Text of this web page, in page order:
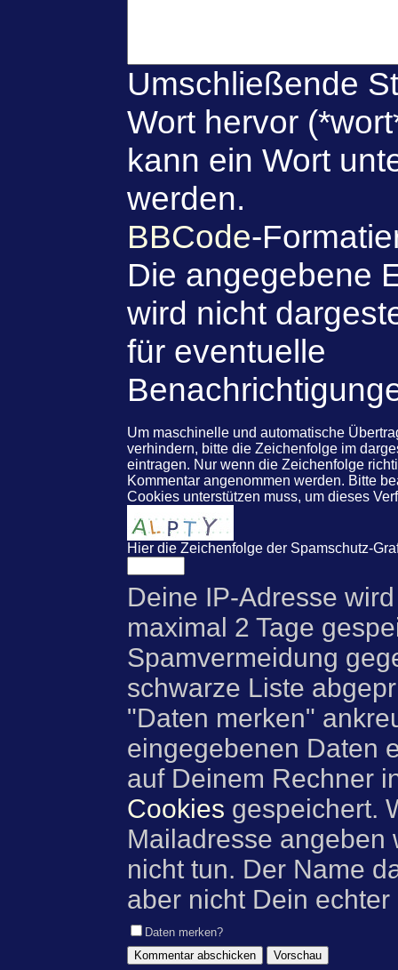
Umschließende
Wort hervor
kann ein Wort
werden.
BBCode-
Die angegebene
wird nicht
für eventuelle
Um maschinelle und automatische
verhindern, bitte die Zeichenfolge im
eintragen. Nur wenn die Zeichenfolge
Kommentar angenommen werden. Bitte
Cookies unterstützen muss, um dieses
Hier die Zeichenfolge der Spamschutz-
Deine IP-Adresse
maximal 2 Tage
Spamvermeidung
schwarze Liste
"Daten merken"
eingegebenen Daten
auf Deinem Rechner
Cookies gespeichert.
Mailadresse angeben
nicht tun. Der Name
aber nicht Dein
Daten merken?